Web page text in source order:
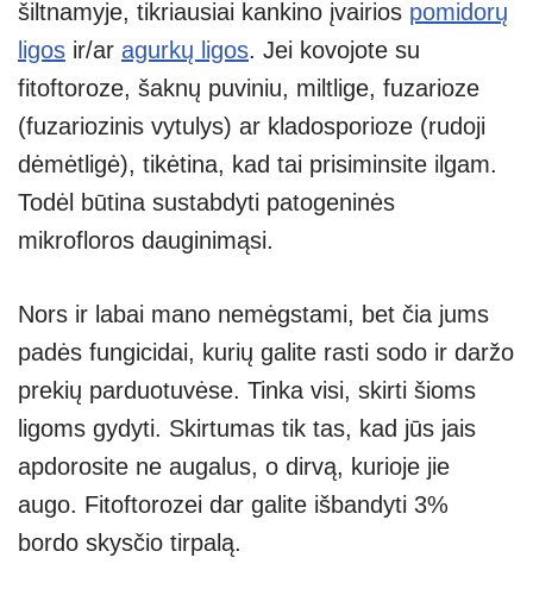
šiltnamyje, tikriausiai kankino įvairios pomidorų
ligos ir/ar agurkų ligos. Jei kovojote su
fitoftoroze, šaknų puviniu, miltlige, fuzarioze
(fuzariozinis vytulys) ar kladosporioze (rudoji
dėmėtligė), tikėtina, kad tai prisiminsite ilgam.
Todėl būtina sustabdyti patogeninės
mikrofloros dauginimąsi.
Nors ir labai mano nemėgstami, bet čia jums
padės fungicidai, kurių galite rasti sodo ir daržo
prekių parduotuvėse. Tinka visi, skirti šioms
ligoms gydyti. Skirtumas tik tas, kad jūs jais
apdorosite ne augalus, o dirvą, kurioje jie
augo. Fitoftorozei dar galite išbandyti 3%
bordo skysčio tirpalą.